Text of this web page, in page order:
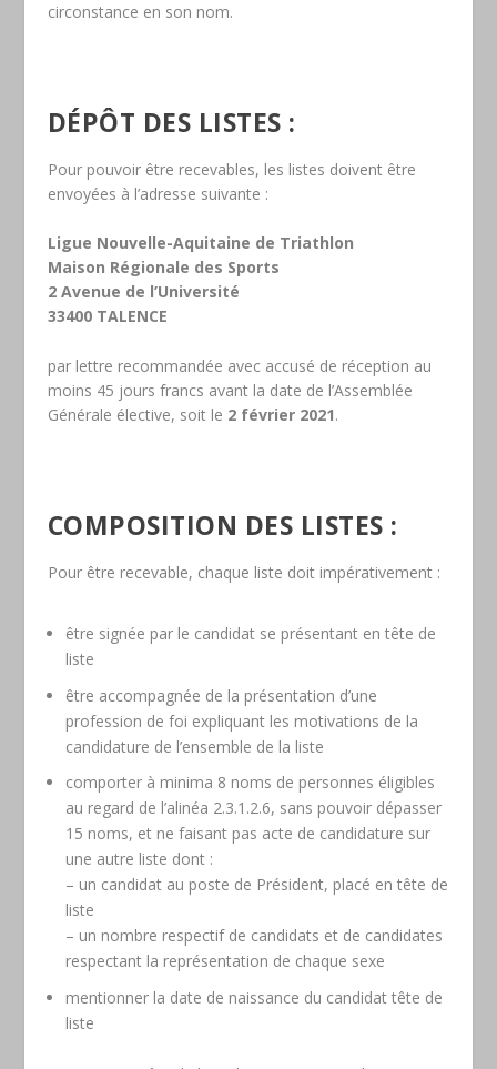
circonstance en son nom.
DÉPÔT DES LISTES :
Pour pouvoir être recevables, les listes doivent être
envoyées à l’adresse suivante :
Ligue Nouvelle-Aquitaine de Triathlon
Maison Régionale des Sports
2 Avenue de l’Université
33400 TALENCE
par lettre recommandée avec accusé de réception au
moins 45 jours francs avant la date de l’Assemblée
Générale élective, soit le 2 février 2021.
COMPOSITION DES LISTES :
Pour être recevable, chaque liste doit impérativement :
être signée par le candidat se présentant en tête de
liste
être accompagnée de la présentation d’une
profession de foi expliquant les motivations de la
candidature de l’ensemble de la liste
comporter à minima 8 noms de personnes éligibles
au regard de l’alinéa 2.3.1.2.6, sans pouvoir dépasser
15 noms, et ne faisant pas acte de candidature sur
une autre liste dont :
– un candidat au poste de Président, placé en tête de
liste
– un nombre respectif de candidats et de candidates
respectant la représentation de chaque sexe
mentionner la date de naissance du candidat tête de
liste